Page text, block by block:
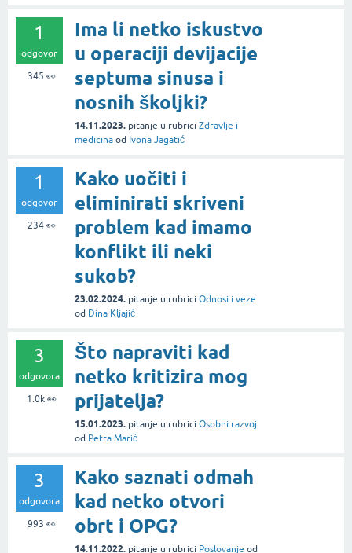
1
odgovor
345 👀
Ima li netko iskustvo
u operaciji devijacije
septuma sinusa i
nosnih školjki?
14.11.2023. pitanje u rubrici Zdravlje i
medicina od Ivona Jagatić
1
odgovor
234👀
Kako uočiti i
eliminirati skriveni
problem kad imamo
konflikt ili neki
sukob?
23.02.2024. pitanje u rubrici Odnosi i veze
od Dina Kljajić
3
odgovora
1.0k👀
Što napraviti kad
netko kritizira mog
prijatelja?
15.01.2023. pitanje u rubrici Osobni razvoj
od Petra Marić
3
odgovora
993 👀
Kako saznati odmah
kad netko otvori
obrt i OPG?
14.11.2022. pitanje u rubrici Poslovanje od